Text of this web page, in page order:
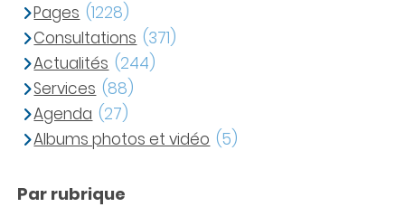
Pages (1228)
Consultations (371)
Actualités (244)
Services (88)
Agenda (27)
Albums photos et vidéo (5)
Par rubrique